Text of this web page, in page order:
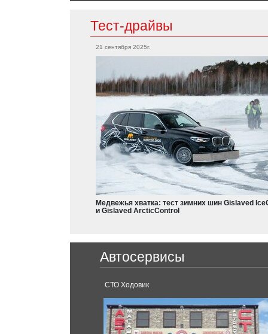
488 GTB
Mitsubishi
Outlander
Eclipse
L200
Colt
Nissan
Armada
Qashqai
Micra
Juke
GT-R
Тест-драйвы
21 сентября 2025г.
Медвежья хватка: тест зимних шин Gislaved
и Gislaved ArcticControl
Автосервисы
СТО Ходовик